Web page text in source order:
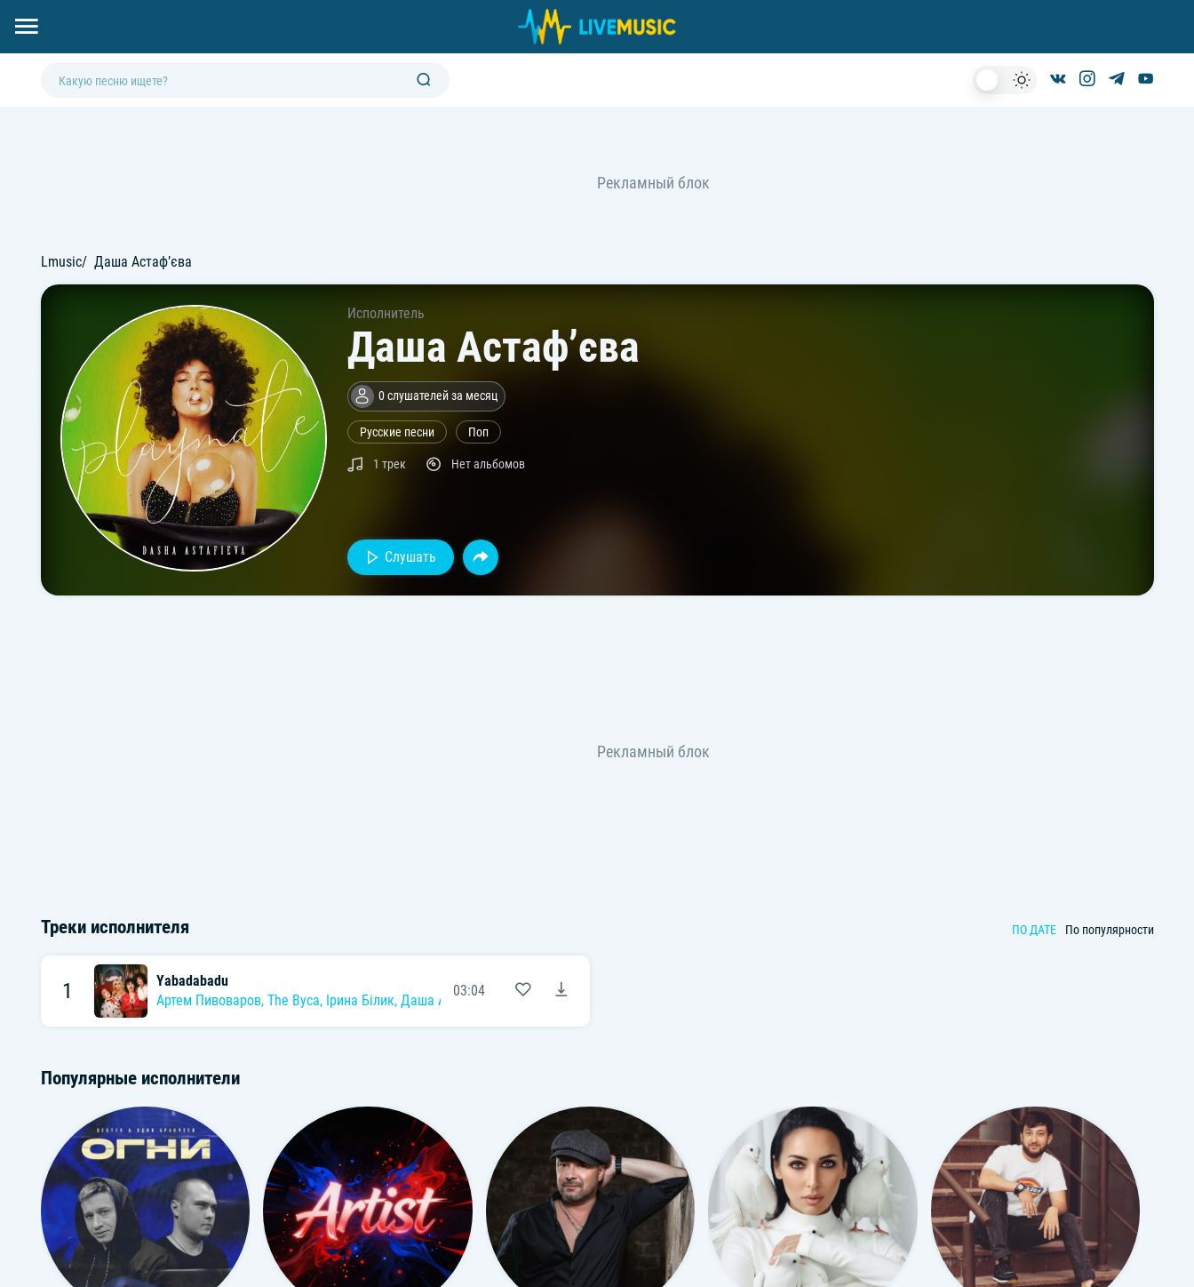
Lmusic Даша Астафʼєва
Исполнитель
Даша Астафʼєва
0 слушателей за месяц
Русские песни Поп
1 трек Нет альбомов
Слушать
Треки исполнителя ПО ДАТЕ По популярности
1
Yabadabadu
Артем Пивоваров, The Вуса, Ірина Білик, Даша Астафʼєва Лєра Мандзюк
03:04
Популярные исполнители